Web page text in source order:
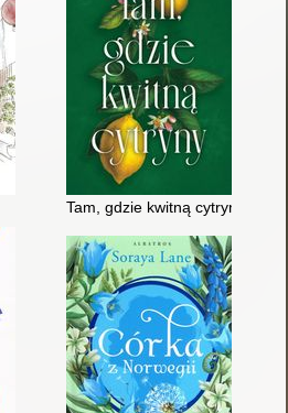
Tam, gdzie kwitną cytryny